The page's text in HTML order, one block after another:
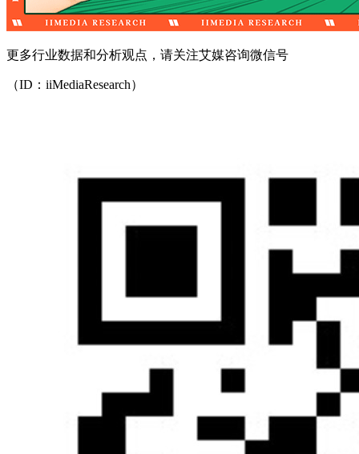
更多行业数据和分析观点，请关注艾媒咨询微信号
（ID：iiMediaResearch）